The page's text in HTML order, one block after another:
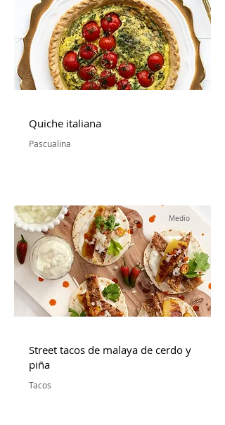
Quiche italiana
Pascualina
Medio
Street tacos de malaya de cerdo y
piña
Tacos